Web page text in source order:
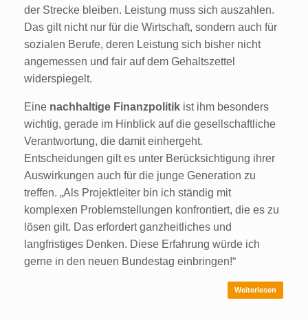
der Strecke bleiben. Leistung muss sich auszahlen.
Das gilt nicht nur für die Wirtschaft, sondern auch für
sozialen Berufe, deren Leistung sich bisher nicht
angemessen und fair auf dem Gehaltszettel
widerspiegelt.
Eine nachhaltige Finanzpolitik ist ihm besonders
wichtig, gerade im Hinblick auf die gesellschaftliche
Verantwortung, die damit einhergeht.
Entscheidungen gilt es unter Berücksichtigung ihrer
Auswirkungen auch für die junge Generation zu
treffen. „Als Projektleiter bin ich ständig mit
komplexen Problemstellungen konfrontiert, die es zu
lösen gilt. Das erfordert ganzheitliches und
langfristiges Denken. Diese Erfahrung würde ich
gerne in den neuen Bundestag einbringen!“
Weiterlesen